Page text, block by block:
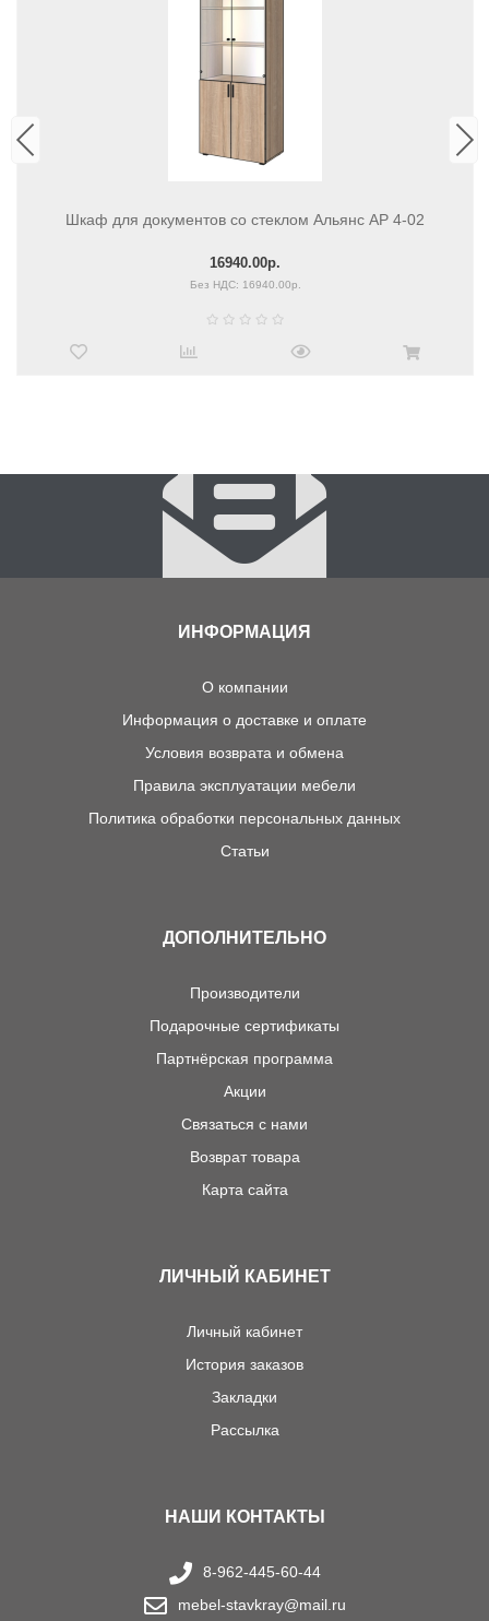
Шкаф для документов со стеклом Альянс АР 4-02
16940.00р.
Без НДС: 16940.00р.
ИНФОРМАЦИЯ
О компании
Информация о доставке и оплате
Условия возврата и обмена
Правила эксплуатации мебели
Политика обработки персональных данных
Статьи
ДОПОЛНИТЕЛЬНО
Производители
Подарочные сертификаты
Партнёрская программа
Акции
Связаться с нами
Возврат товара
Карта сайта
ЛИЧНЫЙ КАБИНЕТ
Личный кабинет
История заказов
Закладки
Рассылка
НАШИ КОНТАКТЫ
8-962-445-60-44
mebel-stavkray@mail.ru